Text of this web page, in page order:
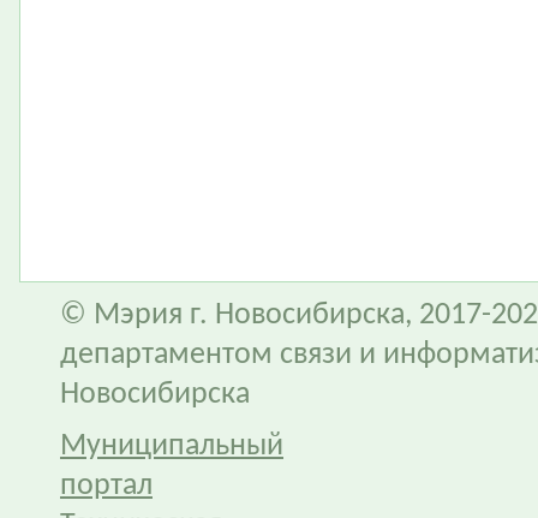
© Мэрия г. Новосибирска, 2017-
департаментом связи и
Новосибирска
Муниципальный
портал